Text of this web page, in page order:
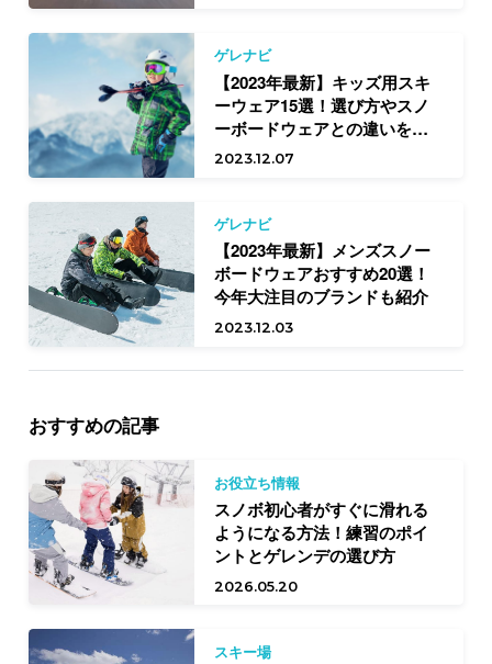
ゲレナビ
【2023年最新】キッズ用スキ
ーウェア15選！選び方やスノ
ーボードウェアとの違いを解
説
2023.12.07
ゲレナビ
【2023年最新】メンズスノー
ボードウェアおすすめ20選！
今年大注目のブランドも紹介
2023.12.03
おすすめの記事
お役立ち情報
スノボ初心者がすぐに滑れる
ようになる方法！練習のポイ
ントとゲレンデの選び方
2026.05.20
スキー場